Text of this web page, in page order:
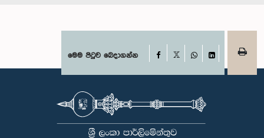
මෙම පිටුව බෙදාගන්න Facebook
WhatsAppLinkedIn